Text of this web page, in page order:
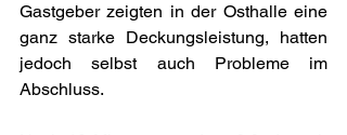
Gastgeber zeigten in der Osthalle eine
ganz starke Deckungsleistung, hatten
jedoch selbst auch Probleme im
Abschluss.